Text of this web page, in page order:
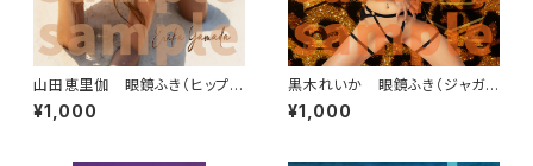
山田恵里伽 眼鏡ふき（ヒップサ
ンド）
¥1,000
黒木れいか 眼鏡ふき（ジャガ
ー）
¥1,000